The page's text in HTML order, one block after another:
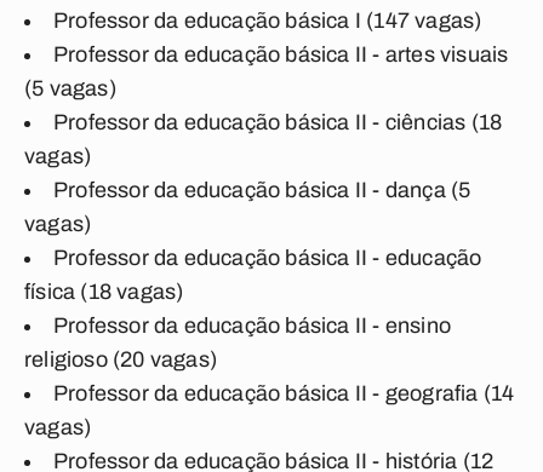
Professor da educação básica I (147 vagas)
Professor da educação básica II - artes visuais
(5 vagas)
Professor da educação básica II - ciências (18
vagas)
Professor da educação básica II - dança (5
vagas)
Professor da educação básica II - educação
física (18 vagas)
Professor da educação básica II - ensino
religioso (20 vagas)
Professor da educação básica II - geografia (14
vagas)
Professor da educação básica II - história (12